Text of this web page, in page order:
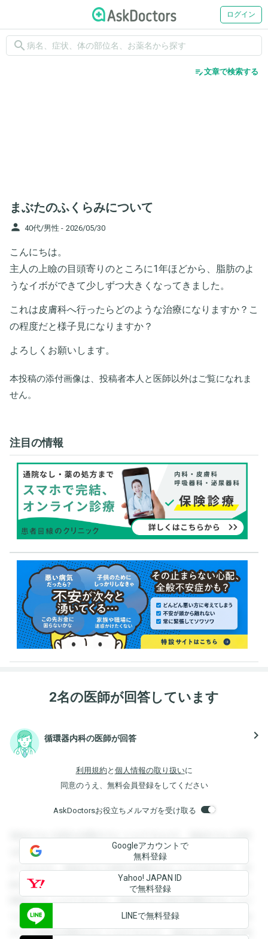
ログイン
search
edit_note文章で検索する
まぶたのふくらみについて
person 40代/男性 - 2026/05/30
こんにちは。
主人の上瞼の目頭寄りのところに1年ほどから、脂肪のよ
うなイボができて少しずつ大きくなってきました。
これは皮膚科へ行ったらどのような治療になりますか？こ
の程度だと様子見になりますか？
よろしくお願いします。
本投稿の添付画像は、投稿者本人と医師以外はご覧になれま
せん。
注目の情報
2名の医師が回答しています
循環器内科の医師が回答 navigate_next
利用規約 と 個人情報の取り扱いに
同意のうえ、無料会員登録をしてください
AskDoctorsお役立ちメルマガを受け取る
登録すると回答を閲覧することができます。登録すると回答
を閲覧することができます。登録すると回答を閲覧すること
ができます。登録すると回答を閲覧することができます。登
録すると回答を閲覧することができます。登録すると回答を
閲覧することができます。登録すると回答を閲覧することが
できます。登録すると回答を閲覧することができます。登録
すると回答を閲覧することができます。登録すると回答を閲
Googleアカウントで
無料登録
Yahoo! JAPAN ID
で無料登録
LINEで無料登録